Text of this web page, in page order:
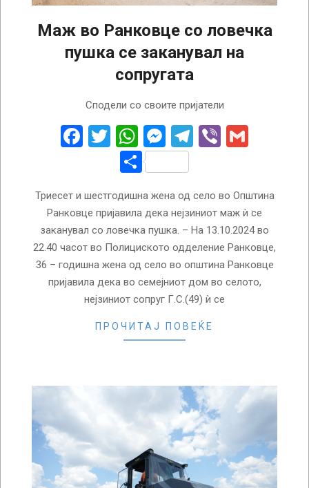
Маж во Ранковце со ловечка
пушка се заканувал на
сопругата
Сподели со своите пријатели
Facebook
Twitter
WhatsApp
Messenger
Telegram
Viber
Share
Триесет и шестгодишна жена од село во Општина
Ранковце пријавила дека нејзиниот маж ѝ се
заканувал со ловечка пушка. – На 13.10.2024 во
22.40 часот во Полициското одделение Ранковце,
36 – годишна жена од село во општина Ранковце
пријавила дека во семејниот дом во селото,
нејзиниот сопруг Г.С.(49) ѝ се
ПРОЧИТАЈ ПОВЕЌЕ